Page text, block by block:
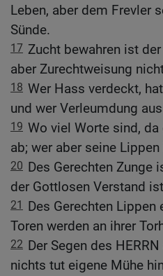
Leben, aber dem Frevler
Sünde.
17 Zucht bewahren ist
aber Zurechtweisung
18 Wer Hass verdeckt,
und wer Verleumdung
19 Wo viel Worte sind, da
ab; wer aber seine
20 Des Gerechten Zunge
der Gottlosen Verstand
21
Des Gerechten
Toren werden an ihrer
22 Der Segen des
nichts tut eigene Mühe